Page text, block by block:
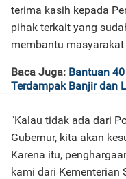
terima kasih kepada
pihak terkait yang
membantu
Baca Juga: Bantuan
Terdampak Banjir dan
"Kalau tidak ada dari
Gubernur, kita akan
Karena itu,
kami dari Kementerian